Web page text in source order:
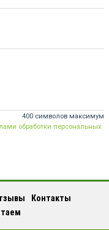
400 символов максимум
обработки персональных
Контакты